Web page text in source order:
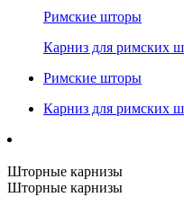
Римские шторы
Карниз для римских
Римские шторы
Карниз для римских
Шторные карнизы
Шторные карнизы